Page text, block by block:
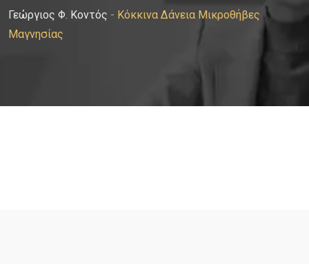
Γεώργιος Φ. Κοντός - Κόκκινα Δάνεια Μικροθήβες
Μαγνησίας